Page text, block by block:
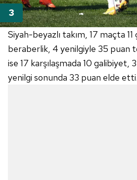
Siyah-beyazlı takım, 17 maçta
beraberlik, 4 yenilgiyle 35 puan
ise 17 karşılaşmada 10 galibiyet,
yenilgi sonunda 33 puan elde etti.